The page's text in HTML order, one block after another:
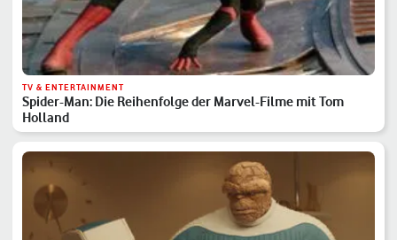
TV & ENTERTAINMENT
Spider-Man: Die Reihenfolge der Marvel-Filme mit Tom
Holland